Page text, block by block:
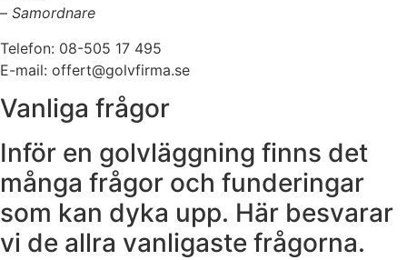
– Samordnare
Telefon: 08-505 17 495
E-mail: offert@golvfirma.se
Vanliga frågor
Inför en golvläggning finns det
många frågor och funderingar
som kan dyka upp. Här besvarar
vi de allra vanligaste frågorna.